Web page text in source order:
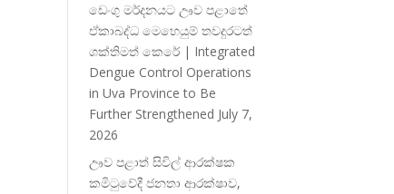
ඩෙංගු මර්දනයට ඌව පළාතේ
ඒකාබද්ධ මෙහෙයුම් තවදුරටත්
ශක්තිමත් කෙරේ | Integrated
Dengue Control Operations
in Uva Province to Be
Further Strengthened July 7,
2026
ඌව පළාත් සිවිල් ආරක්ෂක
කමිටුවේදී ජනතා ආරක්ෂාව,